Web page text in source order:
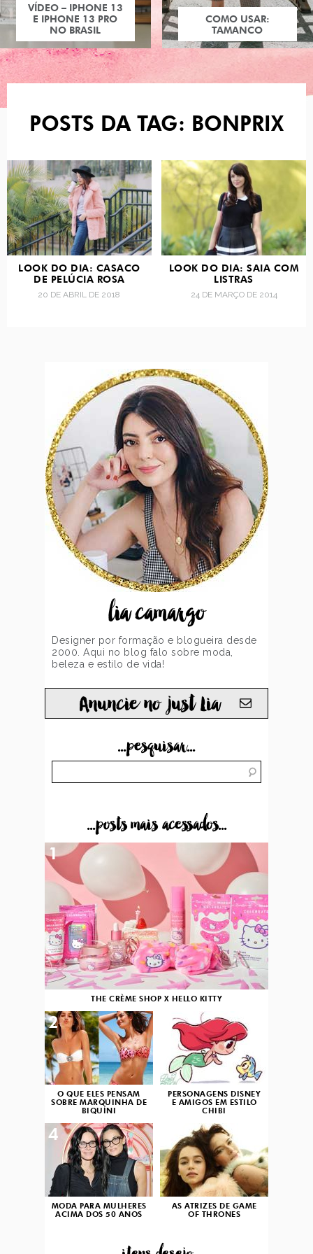
VÍDEO – IPHONE 13
E IPHONE 13 PRO
NO BRASIL
COMO USAR:
TAMANCO
POSTS DA TAG: BONPRIX
LOOK DO DIA: CASACO
DE PELÚCIA ROSA
20 DE ABRIL DE 2018
LOOK DO DIA: SAIA COM
LISTRAS
24 DE MARÇO DE 2014
lia camargo
Designer por formação e blogueira desde
2000. Aqui no blog falo sobre moda,
beleza e estilo de vida!
Anuncie no just Lia
...pesquisar...
...posts mais acessados...
THE CRÈME SHOP X HELLO KITTY
1
O QUE ELES PENSAM
SOBRE MARQUINHA DE
BIQUÍNI
2
PERSONAGENS DISNEY
E AMIGOS EM ESTILO
CHIBI
3
MODA PARA MULHERES
ACIMA DOS 50 ANOS
4
AS ATRIZES DE GAME
OF THRONES